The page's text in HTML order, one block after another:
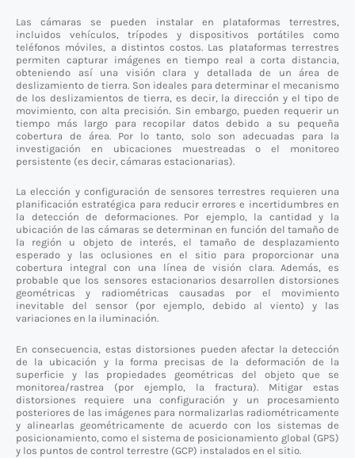
Las cámaras se pueden instalar en plataformas terrestres,
incluidos vehículos, trípodes y dispositivos portátiles como
teléfonos móviles, a distintos costos. Las plataformas terrestres
permiten capturar imágenes en tiempo real a corta distancia,
obteniendo así una visión clara y detallada de un área de
deslizamiento de tierra. Son ideales para determinar el mecanismo
de los deslizamientos de tierra, es decir, la dirección y el tipo de
movimiento, con alta precisión. Sin embargo, pueden requerir un
tiempo más largo para recopilar datos debido a su pequeña
cobertura de área. Por lo tanto, solo son adecuadas para la
investigación en ubicaciones muestreadas o el monitoreo
persistente (es decir, cámaras estacionarias).
La elección y configuración de sensores terrestres requieren una
planificación estratégica para reducir errores e incertidumbres en
la detección de deformaciones. Por ejemplo, la cantidad y la
ubicación de las cámaras se determinan en función del tamaño de
la región u objeto de interés, el tamaño de desplazamiento
esperado y las oclusiones en el sitio para proporcionar una
cobertura integral con una línea de visión clara. Además, es
probable que los sensores estacionarios desarrollen distorsiones
geométricas y radiométricas causadas por el movimiento
inevitable del sensor (por ejemplo, debido al viento) y las
variaciones en la iluminación.
En consecuencia, estas distorsiones pueden afectar la detección
de la ubicación y la forma precisas de la deformación de la
superficie y las propiedades geométricas del objeto que se
monitorea/rastrea (por ejemplo, la fractura). Mitigar estas
distorsiones requiere una configuración y un procesamiento
posteriores de las imágenes para normalizarlas radiométricamente
y alinearlas geométricamente de acuerdo con los sistemas de
posicionamiento, como el sistema de posicionamiento global (GPS)
y los puntos de control terrestre (GCP) instalados en el sitio.